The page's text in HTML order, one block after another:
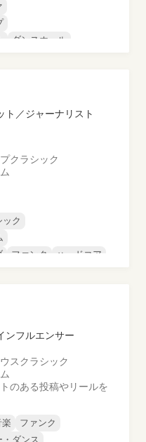
ダンスホール
ト／ジャーナリスト
クラシック
ック
ファンク
ハードコア
ンフルエンサー
スクラシック
のある投稿やリールを
ファンク
・ダンス